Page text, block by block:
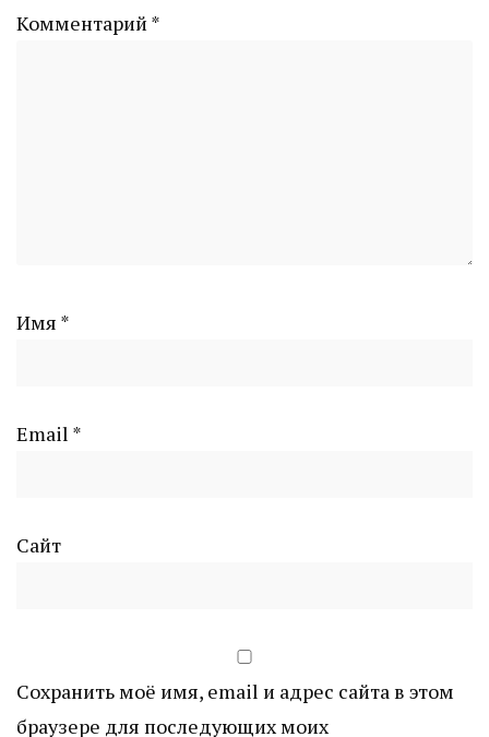
Комментарий *
Имя *
Email *
Сайт
Сохранить моё имя, email и адрес сайта в этом
браузере для последующих моих